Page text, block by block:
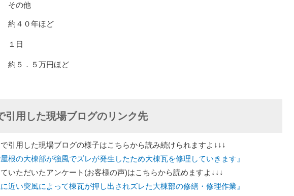
その他
約４０年ほど
１日
約５．５万円ほど
引用した現場ブログのリンク先
引用した現場ブログの様子はこちらから読み続けられますよ↓↓↓
屋根の大棟部が強風でズレが発生したため大棟瓦を修理していきます』
いただいたアンケート(お客様の声)はこちらから読めますよ↓↓↓
に近い突風によって棟瓦が押し出されズレた大棟部の修繕・修理作業』